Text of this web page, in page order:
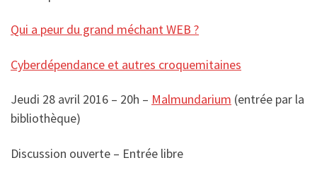
Qui a peur du grand méchant WEB ?
Cyberdépendance et autres croquemitaines
Jeudi 28 avril 2016 – 20h – Malmundarium (entrée par la
bibliothèque)
Discussion ouverte – Entrée libre